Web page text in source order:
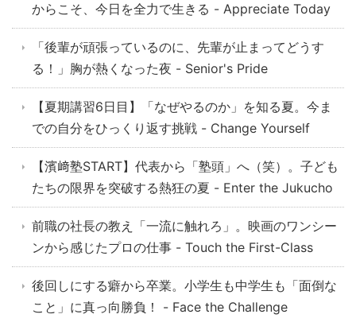
からこそ、今日を全力で生きる - Appreciate Today
「後輩が頑張っているのに、先輩が止まってどうす
る！」胸が熱くなった夜 - Senior's Pride
【夏期講習6日目】「なぜやるのか」を知る夏。今ま
での自分をひっくり返す挑戦 - Change Yourself
【濱﨑塾START】代表から「塾頭」へ（笑）。子ども
たちの限界を突破する熱狂の夏 - Enter the Jukucho
前職の社長の教え「一流に触れろ」。映画のワンシー
ンから感じたプロの仕事 - Touch the First-Class
後回しにする癖から卒業。小学生も中学生も「面倒な
こと」に真っ向勝負！ - Face the Challenge